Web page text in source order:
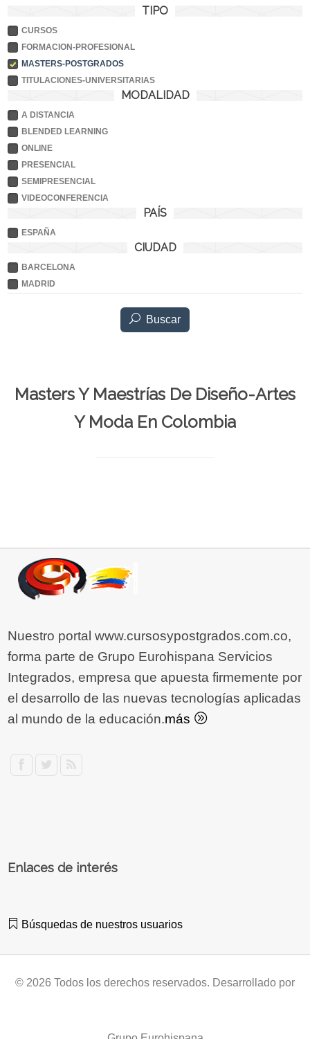
TIPO
CURSOS
FORMACION-PROFESIONAL
MASTERS-POSTGRADOS
TITULACIONES-UNIVERSITARIAS
MODALIDAD
A DISTANCIA
BLENDED LEARNING
ONLINE
PRESENCIAL
SEMIPRESENCIAL
VIDEOCONFERENCIA
PAÍS
ESPAÑA
CIUDAD
BARCELONA
MADRID
Buscar
Masters Y Maestrías De Diseño-Artes
Y Moda En Colombia
Nuestro portal www.cursosypostgrados.com.co,
forma parte de Grupo Eurohispana Servicios
Integrados, empresa que apuesta firmemente por
el desarrollo de las nuevas tecnologías aplicadas
al mundo de la educación.más
Enlaces de interés
Búsquedas de nuestros usuarios
© 2026 Todos los derechos reservados. Desarrollado por